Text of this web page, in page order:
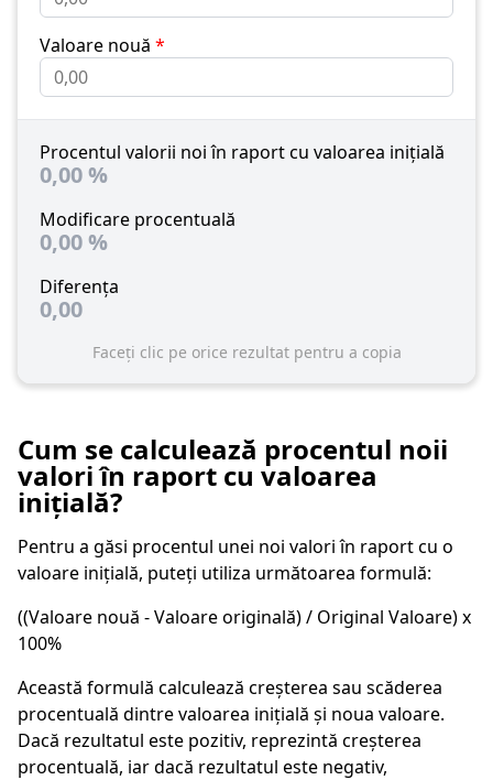
Valoare nouă *
Procentul valorii noi în raport cu valoarea inițială
0,00%
Modificare procentuală
0,00%
Diferența
0,00
Faceți clic pe orice rezultat pentru a copia
Cum se calculează procentul noii
valori în raport cu valoarea
inițială?
Pentru a găsi procentul unei noi valori în raport cu o
valoare inițială, puteți utiliza următoarea formulă:
((Valoare nouă - Valoare originală) / Original Valoare) x
100%
Această formulă calculează creșterea sau scăderea
procentuală dintre valoarea inițială și noua valoare.
Dacă rezultatul este pozitiv, reprezintă creșterea
procentuală, iar dacă rezultatul este negativ,